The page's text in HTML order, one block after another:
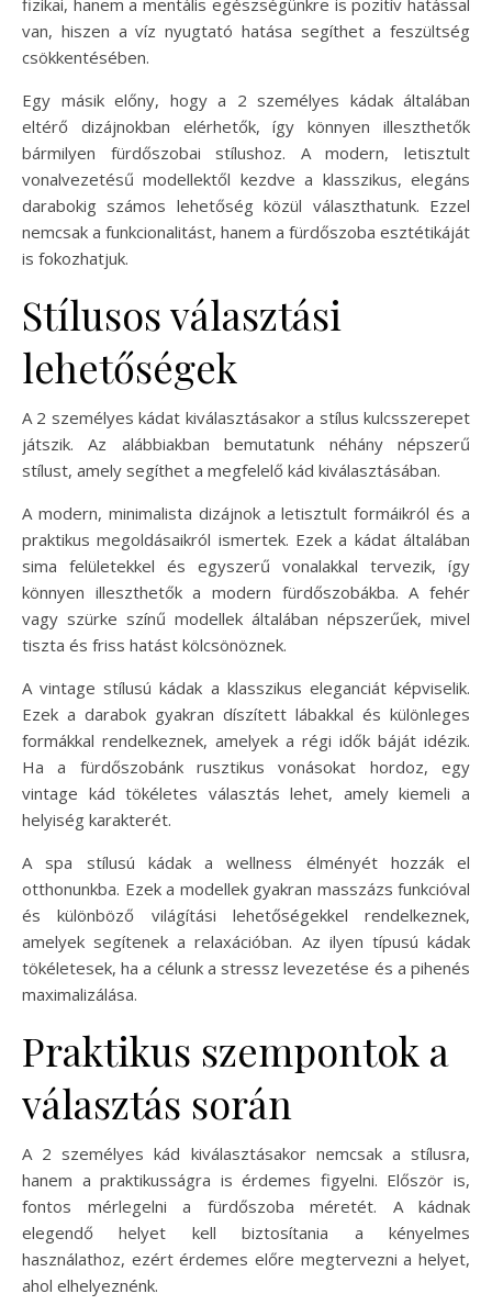
fizikai, hanem a mentális egészségünkre is pozitív hatással
van, hiszen a víz nyugtató hatása segíthet a feszültség
csökkentésében.
Egy másik előny, hogy a 2 személyes kádak általában
eltérő dizájnokban elérhetők, így könnyen illeszthetők
bármilyen fürdőszobai stílushoz. A modern, letisztult
vonalvezetésű modellektől kezdve a klasszikus, elegáns
darabokig számos lehetőség közül választhatunk. Ezzel
nemcsak a funkcionalitást, hanem a fürdőszoba esztétikáját
is fokozhatjuk.
Stílusos választási
lehetőségek
A 2 személyes kádat kiválasztásakor a stílus kulcsszerepet
játszik. Az alábbiakban bemutatunk néhány népszerű
stílust, amely segíthet a megfelelő kád kiválasztásában.
A modern, minimalista dizájnok a letisztult formáikról és a
praktikus megoldásaikról ismertek. Ezek a kádat általában
sima felületekkel és egyszerű vonalakkal tervezik, így
könnyen illeszthetők a modern fürdőszobákba. A fehér
vagy szürke színű modellek általában népszerűek, mivel
tiszta és friss hatást kölcsönöznek.
A vintage stílusú kádak a klasszikus eleganciát képviselik.
Ezek a darabok gyakran díszített lábakkal és különleges
formákkal rendelkeznek, amelyek a régi idők báját idézik.
Ha a fürdőszobánk rusztikus vonásokat hordoz, egy
vintage kád tökéletes választás lehet, amely kiemeli a
helyiség karakterét.
A spa stílusú kádak a wellness élményét hozzák el
otthonunkba. Ezek a modellek gyakran masszázs funkcióval
és különböző világítási lehetőségekkel rendelkeznek,
amelyek segítenek a relaxációban. Az ilyen típusú kádak
tökéletesek, ha a célunk a stressz levezetése és a pihenés
maximalizálása.
Praktikus szempontok a
választás során
A 2 személyes kád kiválasztásakor nemcsak a stílusra,
hanem a praktikusságra is érdemes figyelni. Először is,
fontos mérlegelni a fürdőszoba méretét. A kádnak
elegendő helyet kell biztosítania a kényelmes
használathoz, ezért érdemes előre megtervezni a helyet,
ahol elhelyeznénk.